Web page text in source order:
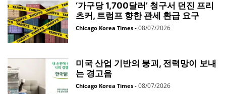
‘가구당 1,700달러’ 청구서 던진 프리
츠커, 트럼프 향한 관세 환급 요구
Chicago Korea Times - 08/07/2026
미국 산업 기반의 붕괴, 전력망이 보내
는 경고음
Chicago Korea Times - 08/07/2026